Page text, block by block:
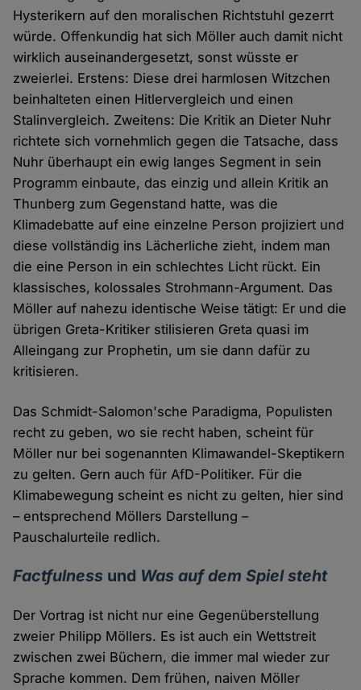
Hysterikern auf den moralischen Richtstuhl gezerrt
würde. Offenkundig hat sich Möller auch damit nicht
wirklich auseinandergesetzt, sonst wüsste er
zweierlei. Erstens: Diese drei harmlosen Witzchen
beinhalteten einen Hitlervergleich und einen
Stalinvergleich. Zweitens: Die Kritik an Dieter Nuhr
richtete sich vornehmlich gegen die Tatsache, dass
Nuhr überhaupt ein ewig langes Segment in sein
Programm einbaute, das einzig und allein Kritik an
Thunberg zum Gegenstand hatte, was die
Klimadebatte auf eine einzelne Person projiziert und
diese vollständig ins Lächerliche zieht, indem man
die eine Person in ein schlechtes Licht rückt. Ein
klassisches, kolossales Strohmann-Argument. Das
Möller auf nahezu identische Weise tätigt: Er und die
übrigen Greta-Kritiker stilisieren Greta quasi im
Alleingang zur Prophetin, um sie dann dafür zu
kritisieren.
Das Schmidt-Salomon'sche Paradigma, Populisten
recht zu geben, wo sie recht haben, scheint für
Möller nur bei sogenannten Klimawandel-Skeptikern
zu gelten. Gern auch für AfD-Politiker. Für die
Klimabewegung scheint es nicht zu gelten, hier sind
– entsprechend Möllers Darstellung –
Pauschalurteile redlich.
Factfulness und Was auf dem Spiel steht
Der Vortrag ist nicht nur eine Gegenüberstellung
zweier Philipp Möllers. Es ist auch ein Wettstreit
zwischen zwei Büchern, die immer mal wieder zur
Sprache kommen. Dem frühen, naiven Möller